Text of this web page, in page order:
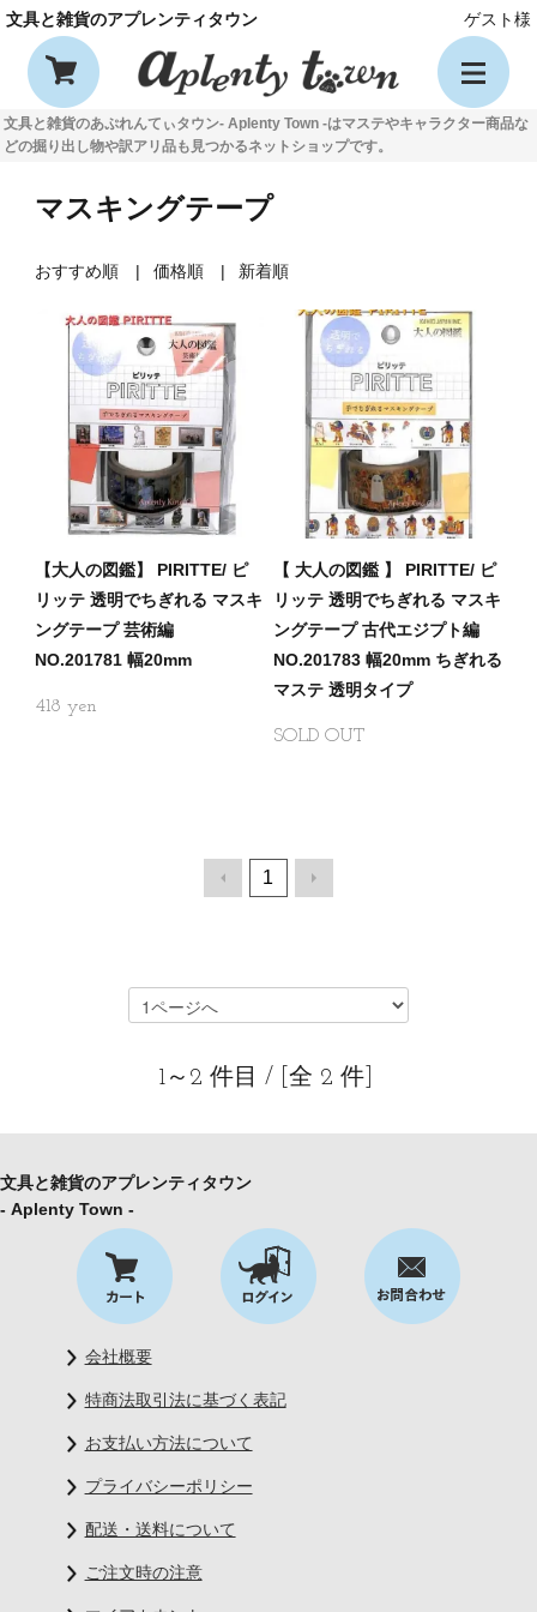
文具と雑貨のあぷれんてぃタウン- Aplenty Town -はマステやキャラクター商品な
どの掘り出し物や訳アリ品も見つかるネットショップです。
文具と雑貨のアプレンティタウン ゲスト様
マスキングテープ
おすすめ順 価格順 新着順
【大人の図鑑】 PIRITTE/ ピ
リッテ 透明でちぎれる マスキ
ングテープ 芸術編
NO.201781 幅20mm
418
【 大人の図鑑 】 PIRITTE/ ピ
リッテ 透明でちぎれる マスキ
ングテープ 古代エジプト編
NO.201783 幅20mm ちぎれる
マステ 透明タイプ
SOLD OUT
1
1～2 件目 / [全 2 件]
文具と雑貨のアプレンティタウン
- Aplenty Town -
会社概要
特商法取引法に基づく表記
お支払い方法について
プライバシーポリシー
配送・送料について
ご注文時の注意